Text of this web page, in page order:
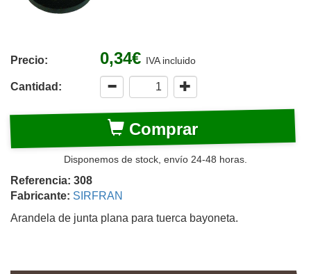
Precio: 0,34€ IVA incluido
Cantidad:
Comprar
Disponemos de stock, envío 24-48 horas.
Referencia: 308
Fabricante: SIRFRAN
Arandela de junta plana para tuerca bayoneta.